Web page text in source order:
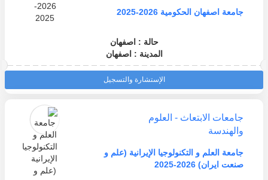
جامعة اصفهان الحكومية 2026-2025
حالة : اصفهان
المدينة : اصفهان
الإستشارة والتسجيل
جامعات الابتعاث - العلوم
والهندسة
جامعة العلم و التكنولوجيا الإيرانية (علم و
صنعت ايران) 2026-2025